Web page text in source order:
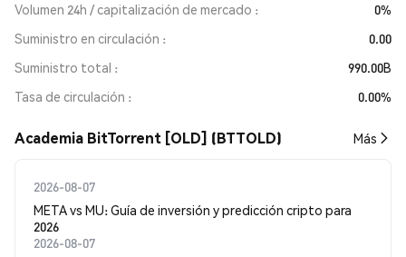
Volumen 24h / capitalización de mercado
0%
Suministro en circulación
0.00
Suministro total
990.00B
Tasa de circulación
0.00%
Academia BitTorrent [OLD] (BTTOLD) Más
2026-08-07
META vs MU: Guía de inversión y predicción cripto para
2026
2026-08-07